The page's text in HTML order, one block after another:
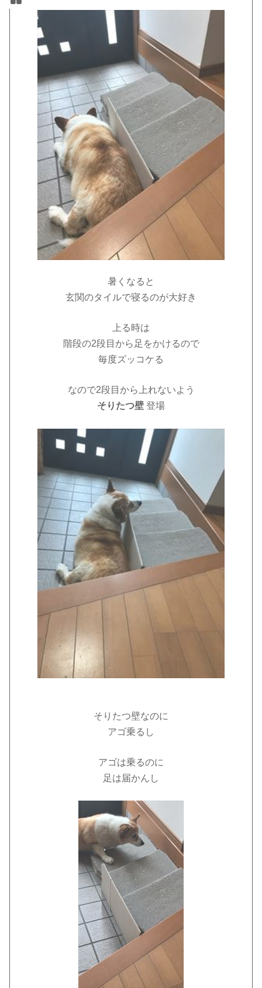
暑くなると
玄関のタイルで寝るのが大好き
上る時は
階段の2段目から足をかけるので
毎度ズッコケる
なので2段目から上れないよう
そりたつ壁 登場
そりたつ壁なのに
アゴ乗るし
アゴは乗るのに
足は届かんし